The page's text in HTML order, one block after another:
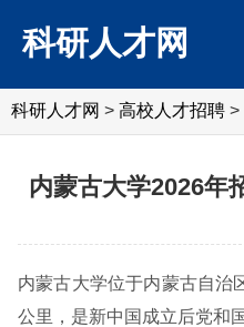
科研人才网
科研人才网 > 高校人才招聘 >
内蒙古大学2026年
内蒙古大学位于内蒙古自治
公里，是新中国成立后党和